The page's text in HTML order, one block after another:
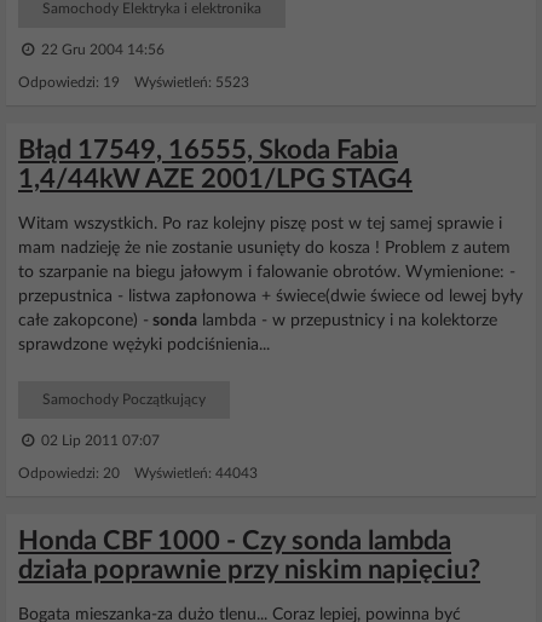
Samochody Elektryka i elektronika
22 Gru 2004 14:56
Odpowiedzi: 19 Wyświetleń: 5523
Błąd 17549, 16555, Skoda Fabia
1,4/44kW AZE 2001/LPG STAG4
Witam wszystkich. Po raz kolejny piszę post w tej samej sprawie i
mam nadzieję że nie zostanie usunięty do kosza ! Problem z autem
to szarpanie na biegu jałowym i falowanie obrotów. Wymienione: -
przepustnica - listwa zapłonowa + świece(dwie świece od lewej były
całe zakopcone) - sonda lambda - w przepustnicy i na kolektorze
sprawdzone wężyki podciśnienia...
Samochody Początkujący
02 Lip 2011 07:07
Odpowiedzi: 20 Wyświetleń: 44043
Honda CBF 1000 - Czy sonda lambda
działa poprawnie przy niskim napięciu?
Bogata mieszanka-za dużo tlenu... Coraz lepiej, powinna być